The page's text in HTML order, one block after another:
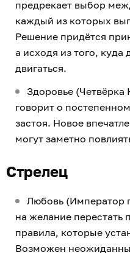
предрекает выбор
каждый из которых
Решение придётся
а исходя из того, куда
двигаться.
Здоровье (Четвёрка
говорит о
застоя. Новое
могут заметно
Стрелец
Любовь (Император
на желание перестать
правила, которые
Возможен